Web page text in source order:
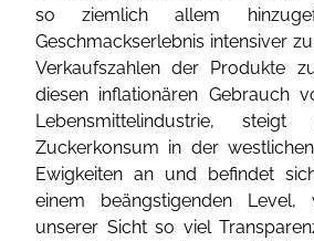
so ziemlich allem
Geschmackserlebnis intensiver
Verkaufszahlen der Produkte
diesen inflationären Gebrauch
Lebensmittelindustrie,
Zuckerkonsum in der
Ewigkeiten an und befindet
einem beängstigenden
unserer Sicht so viel